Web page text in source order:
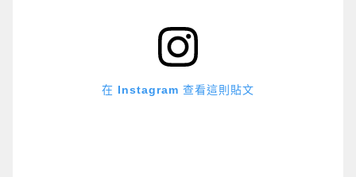
在 Instagram 查看這則貼文